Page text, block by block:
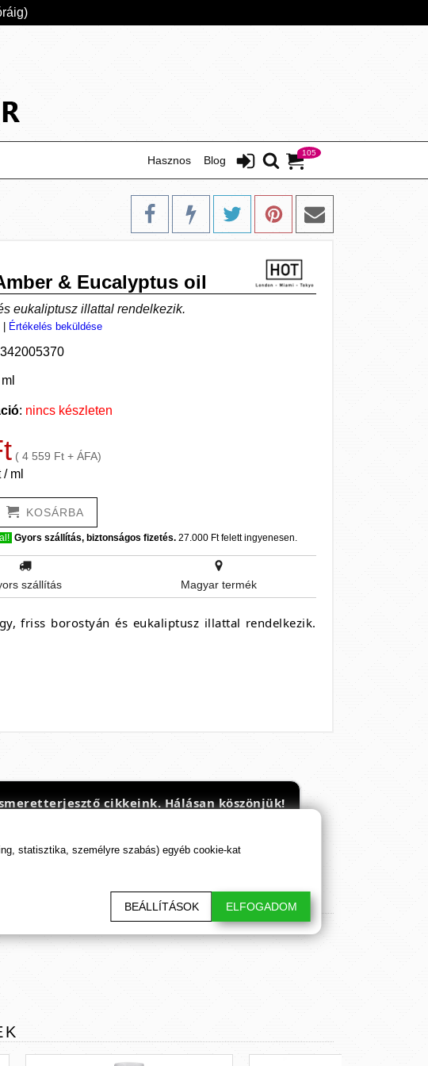
105
Blog
Hasznos
& Eucalyptus oil
eukaliptusz illattal rendelkezik.
Értékelés beküldése
: nincs készleten
( 4 559 Ft + ÁFA)
ml
KOSÁRBA
Gyors szállítás, biztonságos fizetés. 27.000 Ft felett ingyenesen.
szállítás Magyar termék
friss borostyán és eukaliptusz illattal rendelkezik.
cikkeink. Hálásan köszönjük!
statisztika, személyre szabás) egyéb cookie-kat
BEÁLLÍTÁSOK ELFOGADOM